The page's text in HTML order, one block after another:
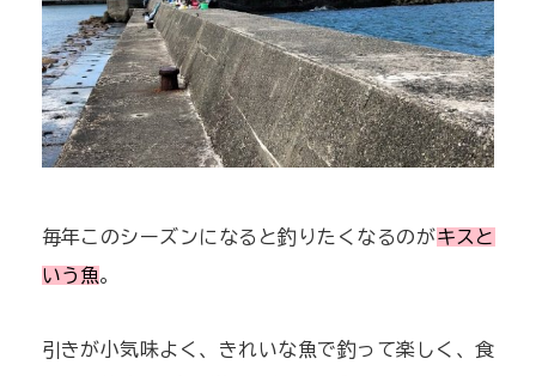
毎年このシーズンになると釣りたくなるのがキスと
いう魚。
引きが小気味よく、きれいな魚で釣って楽しく、食